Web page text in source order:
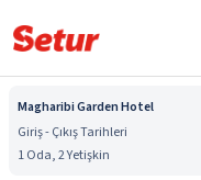
Magharibi Garden Hotel
Giriş - Çıkış Tarihleri
1 Oda, 2 Yetişkin